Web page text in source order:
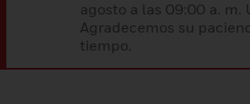
agosto a las 09:00 a. m.
Agradecemos su
tiempo.